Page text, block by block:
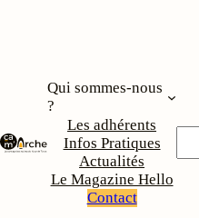
Qui sommes-nous
?
Les adhérents
Infos Pratiques
Actualités
Le Magazine Hello
Contact